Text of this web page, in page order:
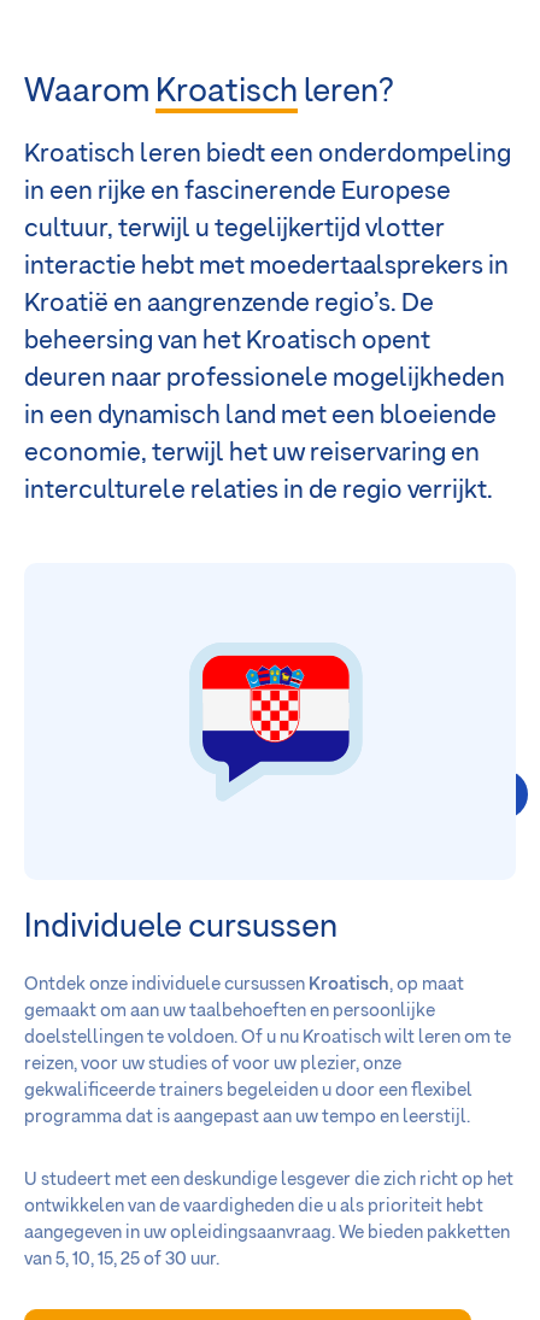
Waarom Kroatisch leren?
Kroatisch leren biedt een onderdompeling
in een rijke en fascinerende Europese
cultuur, terwijl u tegelijkertijd vlotter
interactie hebt met moedertaalsprekers in
Kroatië en aangrenzende regio’s. De
beheersing van het Kroatisch opent
deuren naar professionele mogelijkheden
in een dynamisch land met een bloeiende
economie, terwijl het uw reiservaring en
interculturele relaties in de regio verrijkt.
Individuele cursussen
Ontdek onze individuele cursussen Kroatisch, op maat
gemaakt om aan uw taalbehoeften en persoonlijke
doelstellingen te voldoen. Of u nu Kroatisch wilt leren om te
reizen, voor uw studies of voor uw plezier, onze
gekwalificeerde trainers begeleiden u door een flexibel
programma dat is aangepast aan uw tempo en leerstijl.
U studeert met een deskundige lesgever die zich richt op het
ontwikkelen van de vaardigheden die u als prioriteit hebt
aangegeven in uw opleidingsaanvraag. We bieden pakketten
van 5, 10, 15, 25 of 30 uur.